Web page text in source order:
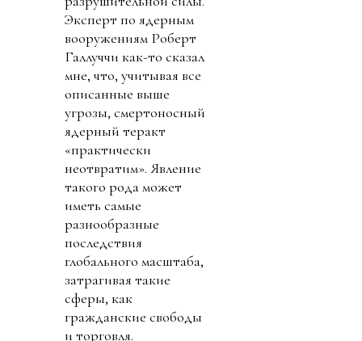
Эксперт по ядерным
вооружениям Роберт
Галлуччи как-то сказал
мне, что, учитывая все
описанные выше
угрозы, смертоносный
ядерный теракт
«практически
неотвратим». Явление
такого рода может
иметь самые
разнообразные
последствия
глобального масштаба,
затрагивая такие
сферы, как
гражданские свободы
и торговля.